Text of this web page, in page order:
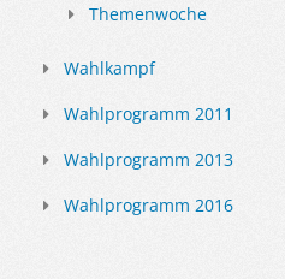
Themenwoche
Wahlkampf
Wahlprogramm 2011
Wahlprogramm 2013
Wahlprogramm 2016